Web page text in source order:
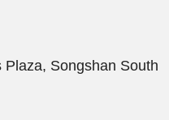
Plaza, Songshan South